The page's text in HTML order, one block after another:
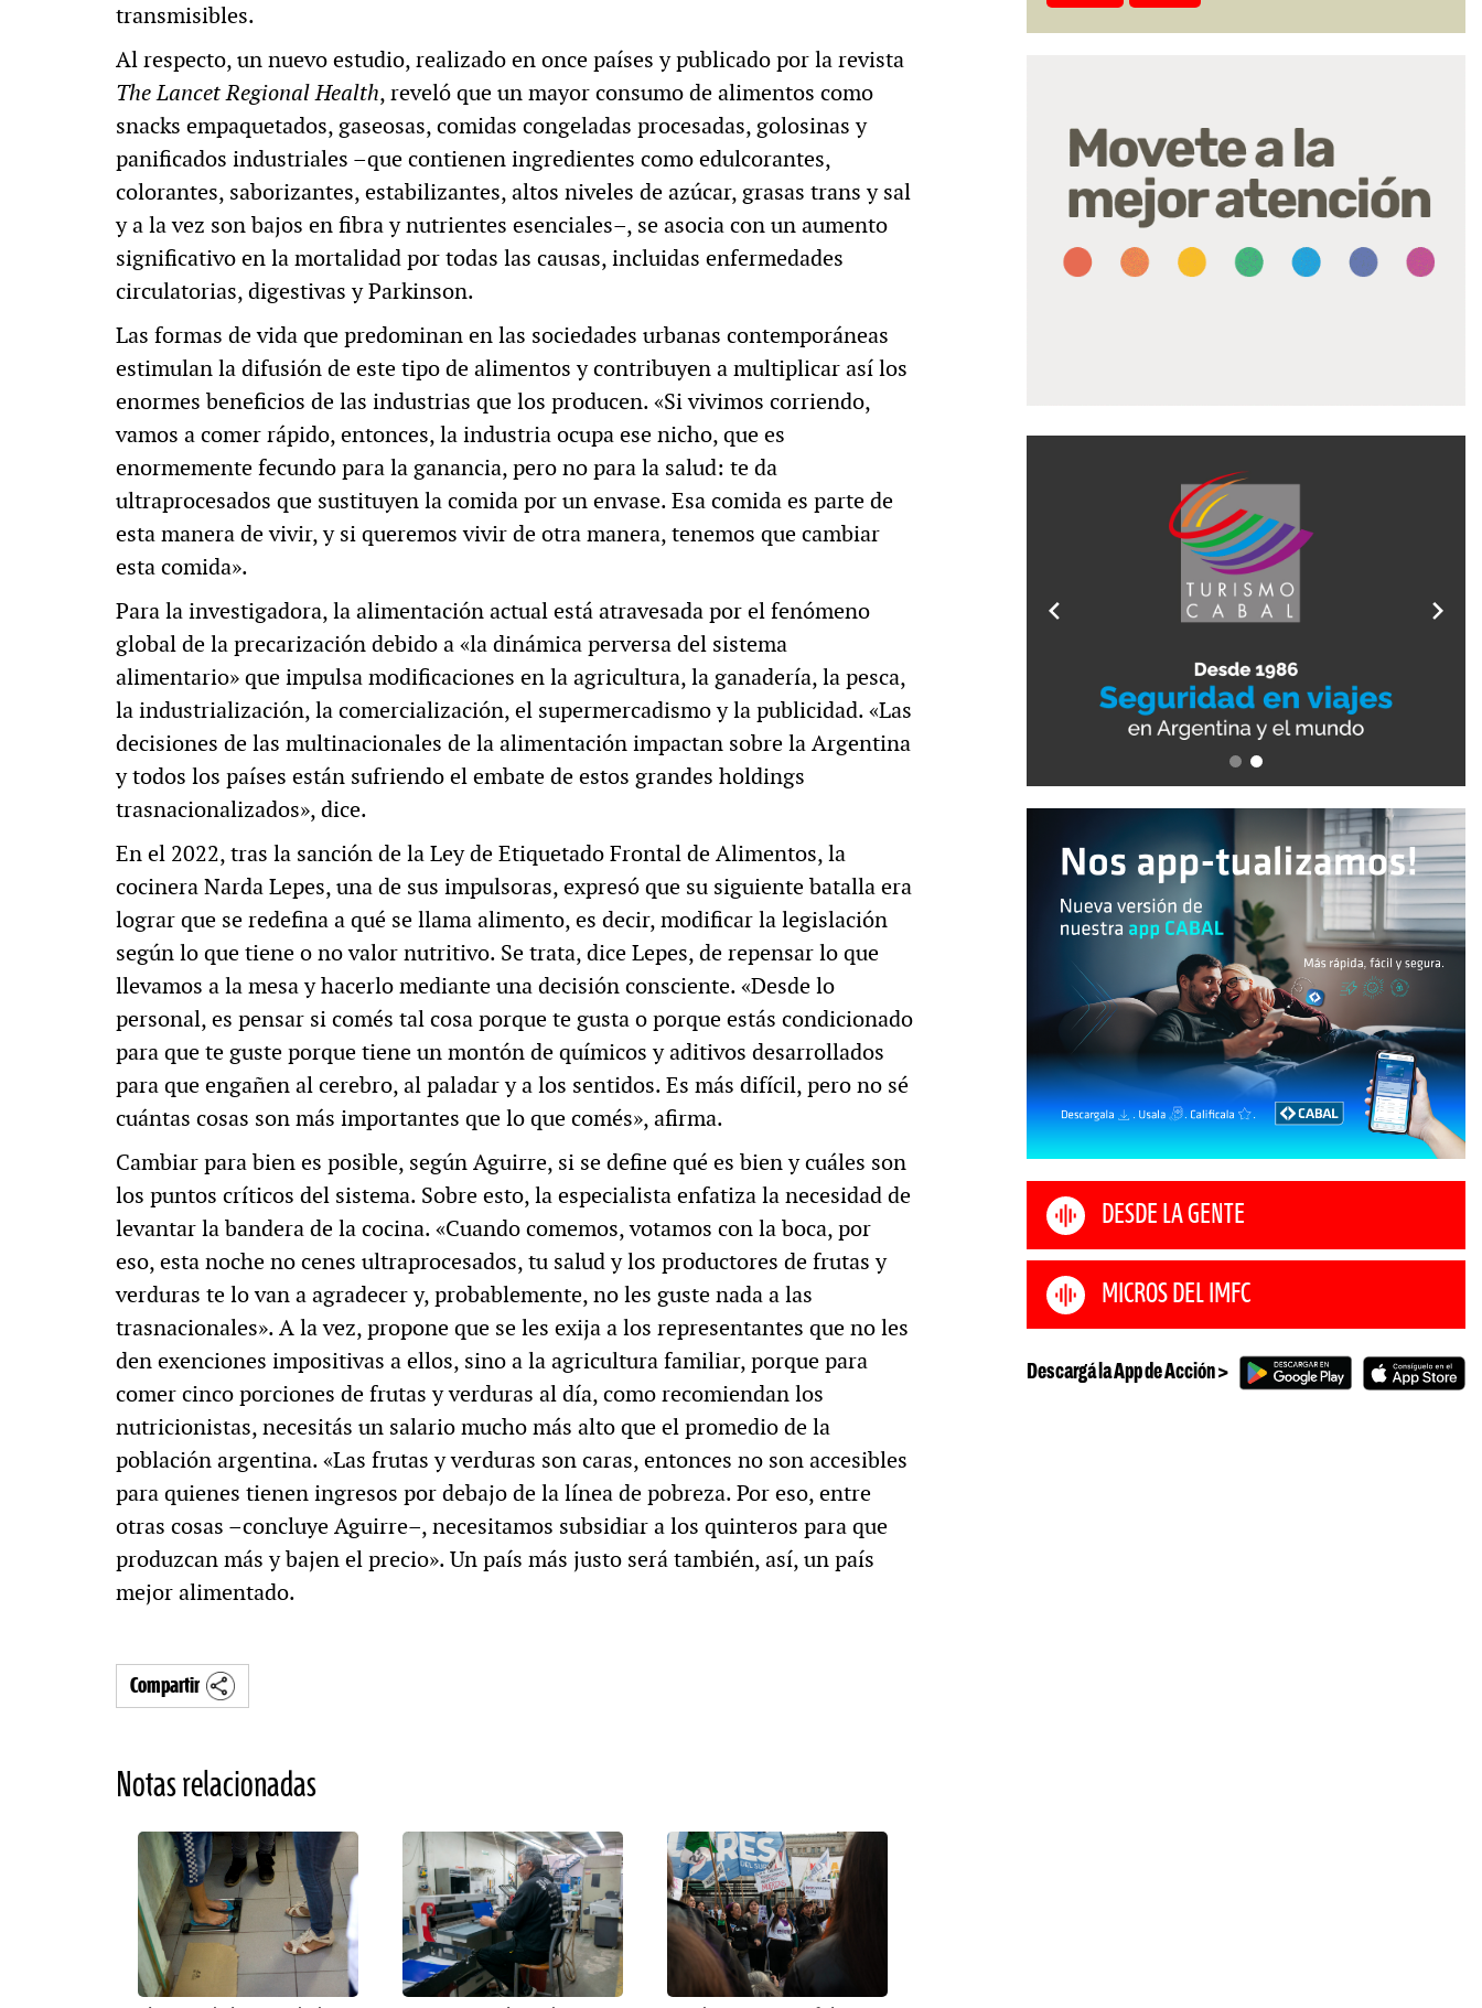
transmisibles.
Al respecto, un nuevo estudio, realizado en once países y publicado por la revista
The Lancet Regional Health, reveló que un mayor consumo de alimentos como
snacks empaquetados, gaseosas, comidas congeladas procesadas, golosinas y
panificados industriales –que contienen ingredientes como edulcorantes,
colorantes, saborizantes, estabilizantes, altos niveles de azúcar, grasas trans y sal
y a la vez son bajos en fibra y nutrientes esenciales–, se asocia con un aumento
significativo en la mortalidad por todas las causas, incluidas enfermedades
circulatorias, digestivas y Parkinson.
Las formas de vida que predominan en las sociedades urbanas contemporáneas
estimulan la difusión de este tipo de alimentos y contribuyen a multiplicar así los
enormes beneficios de las industrias que los producen. «Si vivimos corriendo,
vamos a comer rápido, entonces, la industria ocupa ese nicho, que es
enormemente fecundo para la ganancia, pero no para la salud: te da
ultraprocesados que sustituyen la comida por un envase. Esa comida es parte de
esta manera de vivir, y si queremos vivir de otra manera, tenemos que cambiar
esta comida».
Para la investigadora, la alimentación actual está atravesada por el fenómeno
global de la precarización debido a «la dinámica perversa del sistema
alimentario» que impulsa modificaciones en la agricultura, la ganadería, la pesca,
la industrialización, la comercialización, el supermercadismo y la publicidad. «Las
decisiones de las multinacionales de la alimentación impactan sobre la Argentina
y todos los países están sufriendo el embate de estos grandes holdings
trasnacionalizados», dice.
En el 2022, tras la sanción de la Ley de Etiquetado Frontal de Alimentos, la
cocinera Narda Lepes, una de sus impulsoras, expresó que su siguiente batalla era
lograr que se redefina a qué se llama alimento, es decir, modificar la legislación
según lo que tiene o no valor nutritivo. Se trata, dice Lepes, de repensar lo que
llevamos a la mesa y hacerlo mediante una decisión consciente. «Desde lo
personal, es pensar si comés tal cosa porque te gusta o porque estás condicionado
para que te guste porque tiene un montón de químicos y aditivos desarrollados
para que engañen al cerebro, al paladar y a los sentidos. Es más difícil, pero no sé
cuántas cosas son más importantes que lo que comés», afirma.
Cambiar para bien es posible, según Aguirre, si se define qué es bien y cuáles son
los puntos críticos del sistema. Sobre esto, la especialista enfatiza la necesidad de
levantar la bandera de la cocina. «Cuando comemos, votamos con la boca, por
eso, esta noche no cenes ultraprocesados, tu salud y los productores de frutas y
verduras te lo van a agradecer y, probablemente, no les guste nada a las
trasnacionales». A la vez, propone que se les exija a los representantes que no les
den exenciones impositivas a ellos, sino a la agricultura familiar, porque para
comer cinco porciones de frutas y verduras al día, como recomiendan los
nutricionistas, necesitás un salario mucho más alto que el promedio de la
población argentina. «Las frutas y verduras son caras, entonces no son accesibles
para quienes tienen ingresos por debajo de la línea de pobreza. Por eso, entre
otras cosas –concluye Aguirre–, necesitamos subsidiar a los quinteros para que
produzcan más y bajen el precio». Un país más justo será también, así, un país
mejor alimentado.
Compartir
Notas relacionadas
DESDE LA GENTE
MICROS DEL IMFC
Descargá la App de Acción >